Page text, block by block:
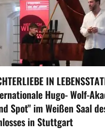
IN
Hugo- Wolf-
Spot" im Weißen Saal
in Stuttgart